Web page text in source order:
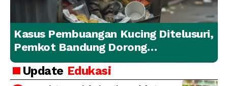
Kasus Pembuangan Kucing Ditelusuri,
Pemkot Bandung Dorong
Penanganan Hewan yang
Bertanggung Jawab
Update Edukasi